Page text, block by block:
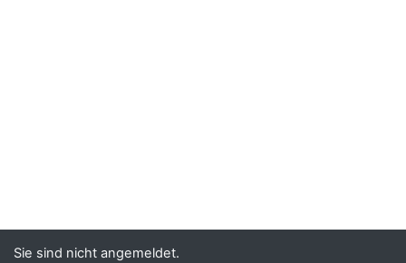
Sie sind nicht angemeldet.